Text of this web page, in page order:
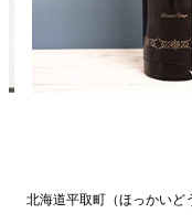
北海道平取町 （ほっかいど